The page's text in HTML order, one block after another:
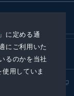
」に定める通
にご利用いた
るのかを当社
用していま